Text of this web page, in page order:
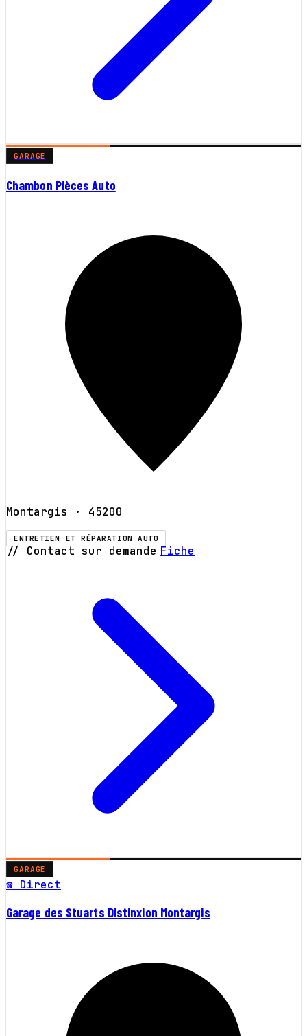
GARAGE
Chambon Pièces Auto
Montargis · 45200
ENTRETIEN ET RÉPARATION AUTO
// Contact sur demande Fiche
GARAGE
☎ Direct
Garage des Stuarts Distinxion Montargis